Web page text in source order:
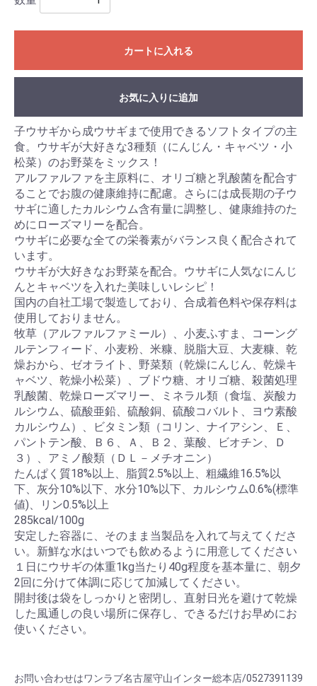
カートに入れる
お気に入りに追加
子ウサギから成ウサギまで使用できるソフトタイプの主
食。ウサギが大好きな3種類（にんじん・キャベツ・小
松菜）のお野菜をミックス！
アルファルファを主原料に、オリゴ糖と乳酸菌を配合す
ることでお腹の健康維持に配慮。さらには成長期の子ウ
サギに適したカルシウム含有量に調整し、健康維持のた
めにローズマリーを配合。
ウサギに必要な全ての栄養素がバランス良く配合されて
います。
ウサギが大好きなお野菜を配合。ウサギに人気なにんじ
んとキャベツを入れた美味しいレシピ！
国内の自社工場で製造しており、合成着色料や保存料は
使用しておりません。
牧草（アルファルファミール）、小麦ふすま、コーング
ルテンフィード、小麦粉、米糠、脱脂大豆、大麦糠、乾
燥おから、ゼオライト、野菜類（乾燥にんじん、乾燥キ
ャベツ、乾燥小松菜）、ブドウ糖、オリゴ糖、殺菌処理
乳酸菌、乾燥ローズマリー、ミネラル類（食塩、炭酸カ
ルシウム、硫酸亜鉛、硫酸銅、硫酸コバルト、ヨウ素酸
カルシウム）、ビタミン類（コリン、ナイアシン、Ｅ、
パントテン酸、Ｂ６、Ａ、Ｂ２、葉酸、ビオチン、Ｄ
３）、アミノ酸類（ＤＬ－メチオニン）
たんぱく質18%以上、脂質2.5%以上、粗繊維16.5%以
下、灰分10%以下、水分10%以下、カルシウム0.6%(標準
値)、リン0.5%以上
285kcal/100g
安定した容器に、そのまま当製品を入れて与えてくださ
い。新鮮な水はいつでも飲めるように用意してください
１日にウサギの体重1kg当たり40g程度を基本量に、朝夕
2回に分けて体調に応じて加減してください。
開封後は袋をしっかりと密閉し、直射日光を避けて乾燥
した風通しの良い場所に保存し、できるだけお早めにお
使いください。
お問い合わせはワンラブ名古屋守山インター総本店/0527391139